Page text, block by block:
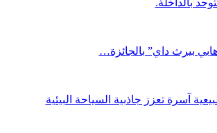
بالداخلة.
بيرث داي” بالجائزة…
آسرة تعزز جاذبية السياحة البيئية